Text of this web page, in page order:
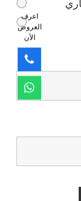
اعرف
العروض
الآن